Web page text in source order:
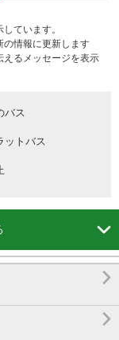
ています。
の情報に更新します
えるメッセージを表示
バス
ットバス


